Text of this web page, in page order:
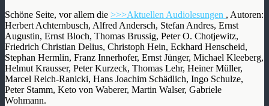
Schöne Seite, vor allem die >>>Aktuellen Audiolesungen , Autoren:
Herbert Achternbusch, Alfred Andersch, Stefan Andres, Ernst
Augustin, Ernst Bloch, Thomas Brussig, Peter O. Chotjewitz,
Friedrich Christian Delius, Christoph Hein, Eckhard Henscheid,
Stephan Hermlin, Franz Innerhofer, Ernst Jünger, Michael Kleeberg,
Helmut Krausser, Peter Kurzeck, Thomas Lehr, Heiner Müller,
Marcel Reich-Ranicki, Hans Joachim Schädlich, Ingo Schulze,
Peter Stamm, Keto von Waberer, Martin Walser, Gabriele
Wohmann.